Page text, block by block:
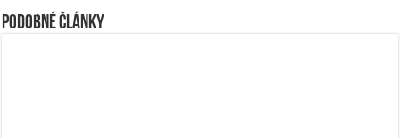
Podobné články